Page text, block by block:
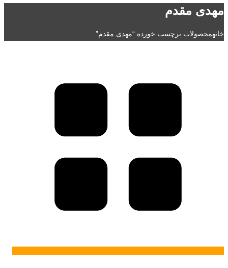
مهدی مقدم
خانهمحصولات برچسب خورده “مهدی مقدم”